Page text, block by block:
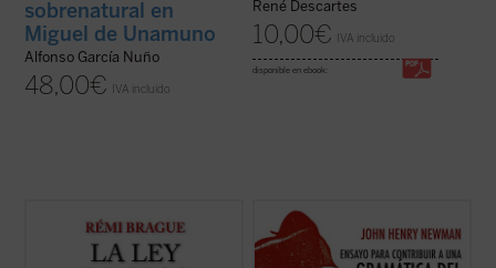
sobrenatural en
Miguel de Unamuno
Alfonso García Nuño
48,00€ IVA incluido
René Descartes
10,00€ IVA incluido
disponible en ebook:
En este segundo libro de la trilogía dedicada
al saber del hombre a lo largo de la historia,
Rémi Brague describe la larga génesis de
la alianza entre Dios y la ley, forjada en la
Edición revisada y anotada de la obra
cumbre del Cardenal Newman.
Dedicada a investigar el tipo de
asentimiento propio de las certezas